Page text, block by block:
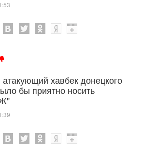
атакующий хавбек донецкого
бы приятно носить